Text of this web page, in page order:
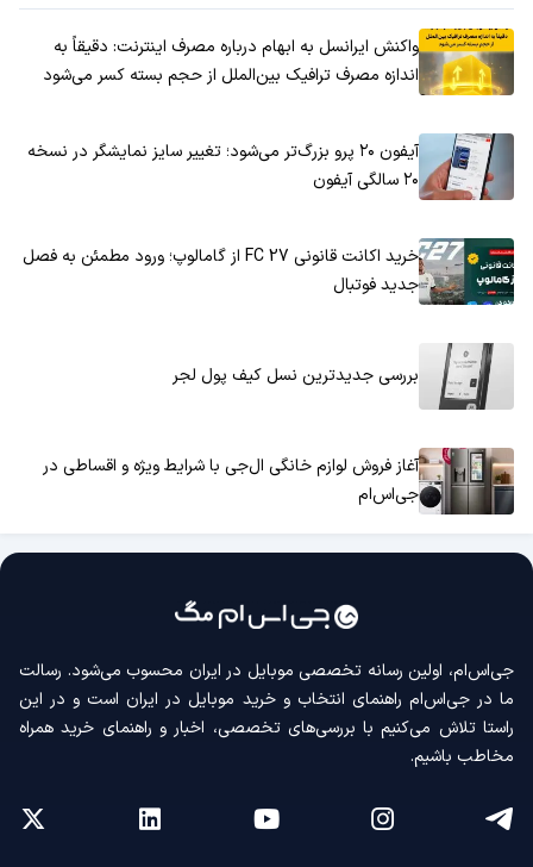
واکنش ایرانسل به ابهام درباره مصرف اینترنت: دقیقاً به
اندازه مصرف ترافیک بین‌الملل از حجم بسته کسر می‌شود
آیفون ۲۰ پرو بزرگ‌تر می‌شود؛ تغییر سایز نمایشگر در نسخه
۲۰ سالگی آیفون
خرید اکانت قانونی FC 27 از گامالوپ؛ ورود مطمئن به فصل
جدید فوتبال
بررسی جدیدترین نسل کیف پول لجر
آغاز فروش لوازم خانگی ال‌جی با شرایط ویژه و اقساطی در
جی‌اس‌ام
جی‌اس‌ام، اولین رسانه‌ تخصصی موبایل در ایران محسوب می‌شود. رسالت
ما در جی‌اس‌ام راهنمای انتخاب و خرید موبایل در ایران است و در این
راستا تلاش می‌کنیم با بررسی‌های تخصصی، اخبار و راهنمای خرید همراه
مخاطب باشیم.